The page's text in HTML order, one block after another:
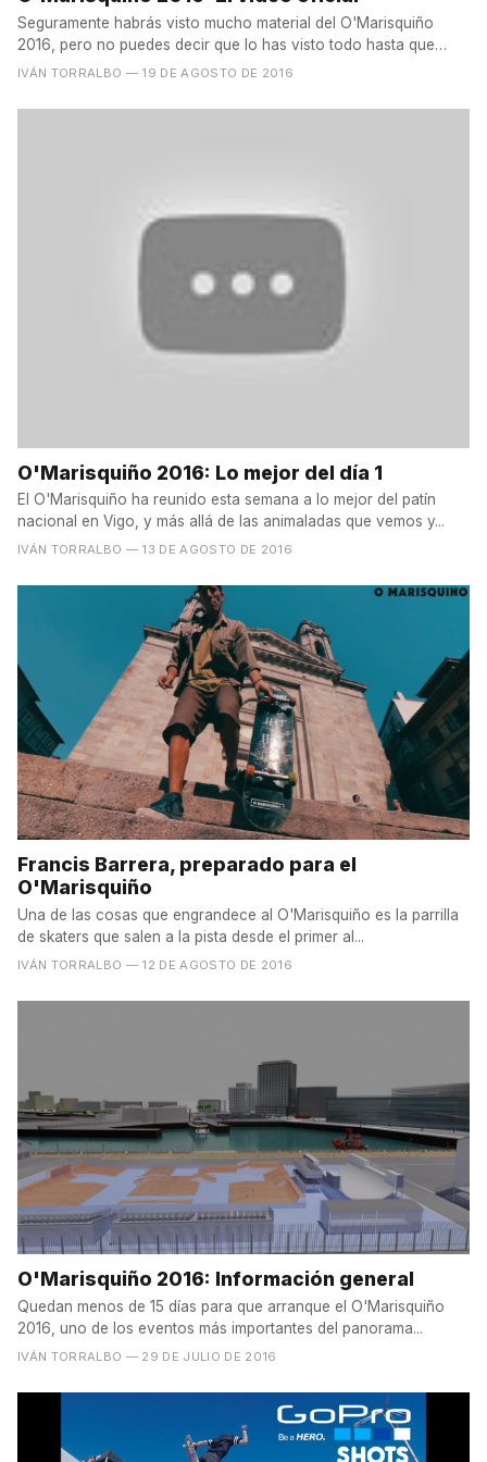
Seguramente habrás visto mucho material del O'Marisquiño
2016, pero no puedes decir que lo has visto todo hasta que
has...
IVÁN TORRALBO — 19 DE AGOSTO DE 2016
O'Marisquiño 2016: Lo mejor del día 1
El O'Marisquiño ha reunido esta semana a lo mejor del patín
nacional en Vigo, y más allá de las animaladas que vemos y...
IVÁN TORRALBO — 13 DE AGOSTO DE 2016
Francis Barrera, preparado para el
O'Marisquiño
Una de las cosas que engrandece al O'Marisquiño es la parrilla
de skaters que salen a la pista desde el primer al...
IVÁN TORRALBO — 12 DE AGOSTO DE 2016
O'Marisquiño 2016: Información general
Quedan menos de 15 días para que arranque el O'Marisquiño
2016, uno de los eventos más importantes del panorama...
IVÁN TORRALBO — 29 DE JULIO DE 2016